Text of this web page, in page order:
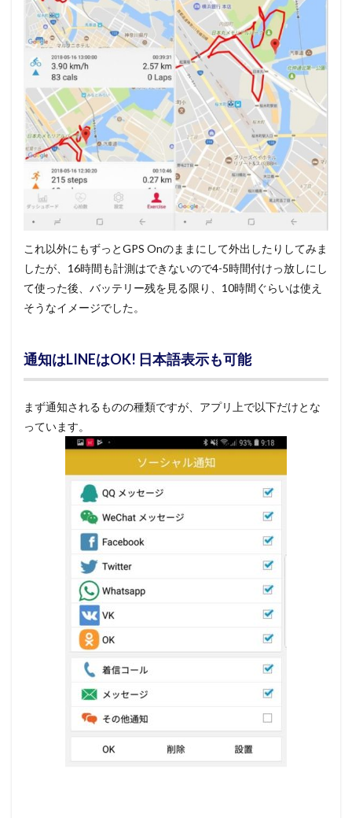
これ以外にもずっとGPS Onのままにして外出したりしてみま
したが、16時間も計測はできないので4-5時間付けっ放しにし
て使った後、バッテリー残を見る限り、10時間ぐらいは使え
そうなイメージでした。
通知はLINEはOK! 日本語表示も可能
まず通知されるものの種類ですが、アプリ上で以下だけとな
っています。